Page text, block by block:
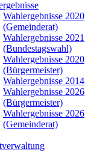
Wahlergebnisse 2020
(Gemeinderat)
Wahlergebnisse 2021
(Bundestagswahl)
Wahlergebnisse 2020
(Bürgermeister)
Wahlergebnisse 2014
Wahlergebnisse 2026
(Bürgermeister)
Wahlergebnisse 2026
(Gemeinderat)